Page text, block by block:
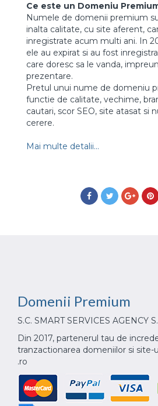
Ce este un Domeniu
Numele de domenii premium
inalta calitate, cu site aferent,
inregistrate acum multi ani. In
ele au expirat si au fost
care doresc sa le vanda,
prezentare.
Pretul unui nume de domeniu
functie de calitate, vechime,
cautari, scor SEO, site atasat si
cerere.
Mai multe detalii...
Domenii Premium
S.C. SMART SERVICES AGENCY
Din 2017, partenerul tau de
tranzactionarea domeniilor si site-
.ro